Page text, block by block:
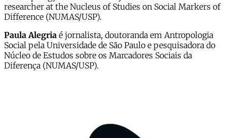
researcher at the Nucleus of Studies on Social Markers of
Difference (NUMAS/USP).
Paula Alegria é jornalista, doutoranda em Antropologia
Social pela Universidade de São Paulo e pesquisadora do
Núcleo de Estudos sobre os Marcadores Sociais da
Diferença (NUMAS/USP).